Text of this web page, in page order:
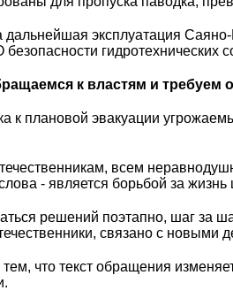
дальнейшая эксплуатация
гидротехнических
к властям и требуем
к плановой эвакуации
всем
- является борьбой за жизнь
решений поэтапно, шаг за
связано с новыми
что текст обращения